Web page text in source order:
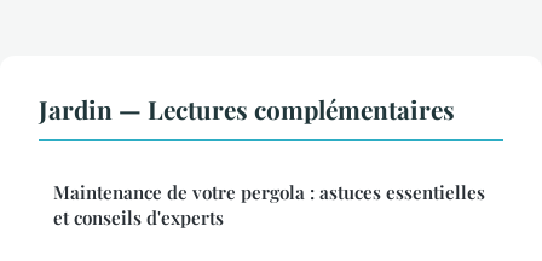
Jardin — Lectures complémentaires
Maintenance de votre pergola : astuces essentielles
et conseils d'experts